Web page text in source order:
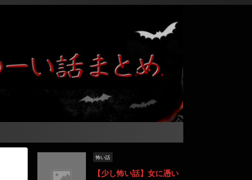
怖い話
【少し怖い話】女に憑い